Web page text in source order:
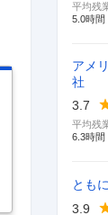
平均残
5.0時間
アメ
社
3.7
平均残
6.3時間
とも
3.9